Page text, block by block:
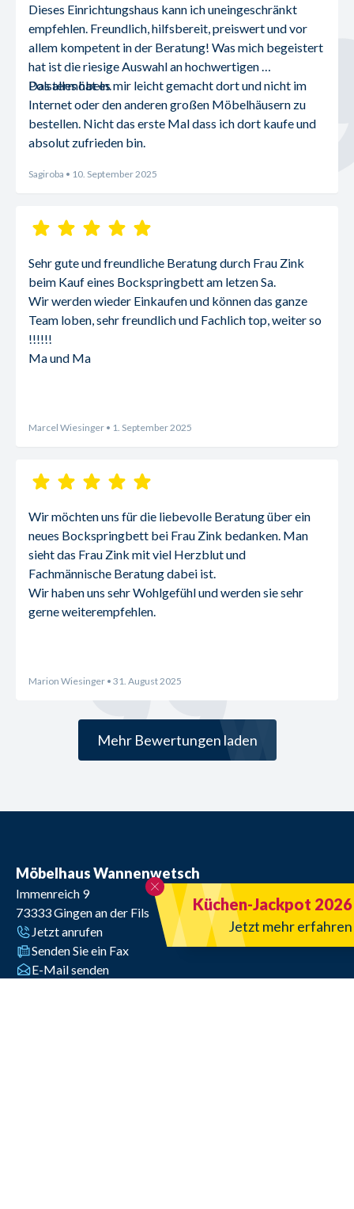
Küchen-Jackpot 2026
Jetzt mehr erfahren
Dieses Einrichtungshaus kann ich uneingeschränkt
empfehlen. Freundlich, hilfsbereit, preiswert und vor
allem kompetent in der Beratung! Was mich begeistert
hat ist die riesige Auswahl an hochwertigen
Polstermöbeln.
Das alles hat es mir leicht gemacht dort und nicht im
Internet oder den anderen großen Möbelhäusern zu
bestellen. Nicht das erste Mal dass ich dort kaufe und
absolut zufrieden bin.
Sagiroba • 10. September 2025
Sehr gute und freundliche Beratung durch Frau Zink
beim Kauf eines Bockspringbett am letzen Sa.
Wir werden wieder Einkaufen und können das ganze
Team loben, sehr freundlich und Fachlich top, weiter so
!!!!!!
Ma und Ma
Marcel Wiesinger • 1. September 2025
Wir möchten uns für die liebevolle Beratung über ein
neues Bockspringbett bei Frau Zink bedanken. Man
sieht das Frau Zink mit viel Herzblut und
Fachmännische Beratung dabei ist.
Wir haben uns sehr Wohlgefühl und werden sie sehr
gerne weiterempfehlen.
Marion Wiesinger • 31. August 2025
Mehr Bewertungen laden
Möbelhaus Wannenwetsch
Immenreich 9
73333Gingen an der Fils
Jetzt anrufen
Senden Sie ein Fax
E-Mail senden